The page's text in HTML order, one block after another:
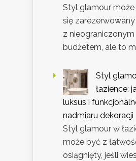
Styl glamour
się
z nieograniczonym
budżetem, ale to
Styl
łazience:
luksus i
nadmiaru dekoracji
Styl glamour w
może być z
osiągnięty, jeśli